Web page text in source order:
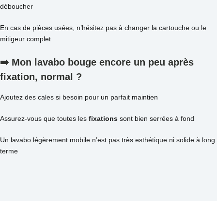
déboucher
En cas de pièces usées, n’hésitez pas à changer la cartouche ou le
mitigeur complet
➡️ Mon lavabo bouge encore un peu après
fixation, normal ?
Ajoutez des cales si besoin pour un parfait maintien
Assurez-vous que toutes les fixations sont bien serrées à fond
Un lavabo légèrement mobile n’est pas très esthétique ni solide à long
terme